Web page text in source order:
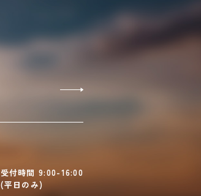
受付時間 9:00-16:00
(平日のみ)